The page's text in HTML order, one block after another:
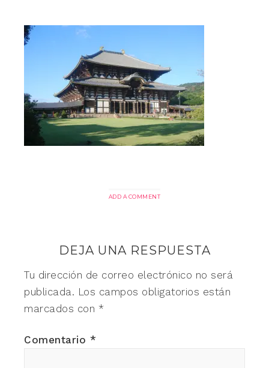
ADD A COMMENT
DEJA UNA RESPUESTA
Tu dirección de correo electrónico no será
publicada. Los campos obligatorios están
marcados con *
Comentario *